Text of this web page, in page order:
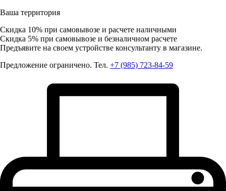
Ваша территория
Скидка 10% при самовывозе и расчете наличными
Скидка 5% при самовывозе и безналичном расчете
Предъявите на своем устройстве консультанту в магазине.
Предложение ограничено. Тел. +7 (985) 723-84-59